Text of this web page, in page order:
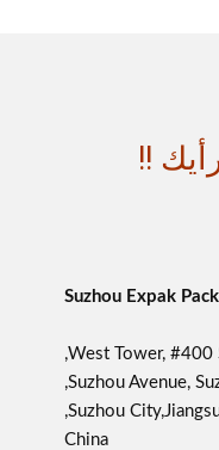
!!
Suzhou Expak
West Tower, #400
Suzhou Avenue,
Suzhou
China